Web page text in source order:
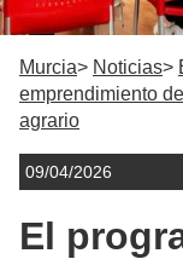
Murcia Noticias
emprendimiento
agrario
09/04/2026
El